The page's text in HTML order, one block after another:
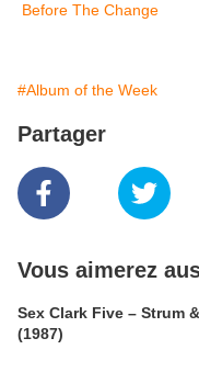
Before The Change
#Album of the Week
Partager
Vous aimerez
Sex Clark Five ‎– Strum
(1987)